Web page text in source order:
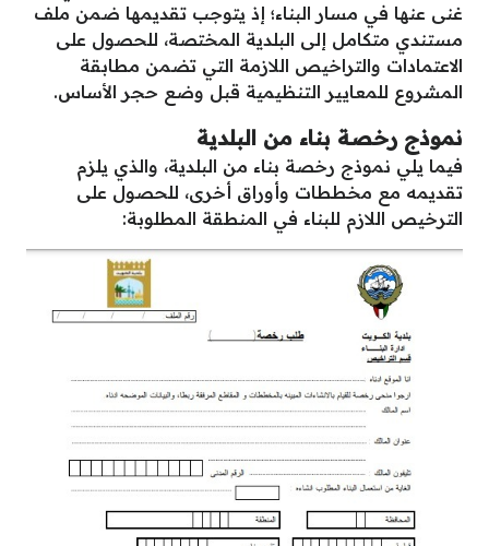
غنى عنها في مسار البناء؛ إذ يتوجب تقديمها ضمن ملف
مستندي متكامل إلى البلدية المختصة، للحصول على
الاعتمادات والتراخيص اللازمة التي تضمن مطابقة
المشروع للمعايير التنظيمية قبل وضع حجر الأساس.
نموذج رخصة بناء من البلدية
فيما يلي نموذج رخصة بناء من البلدية، والذي يلزم
تقديمه مع مخططات وأوراق أخرى، للحصول على
الترخيص اللازم للبناء في المنطقة المطلوبة: